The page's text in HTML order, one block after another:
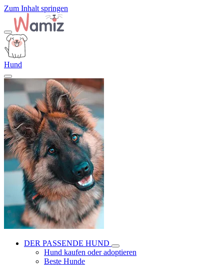
Zum Inhalt springen
Hund
DER PASSENDE HUND
Hund kaufen oder adoptieren
Beste Hunde